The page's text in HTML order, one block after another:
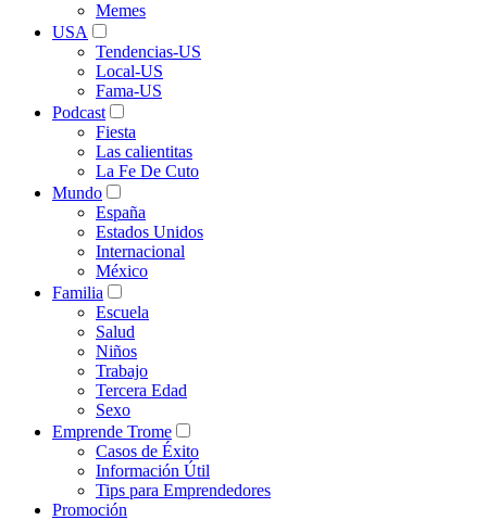
Memes
USA
Tendencias-US
Local-US
Fama-US
Podcast
Fiesta
Las calientitas
La Fe De Cuto
Mundo
España
Estados Unidos
Internacional
México
Familia
Escuela
Salud
Niños
Trabajo
Tercera Edad
Sexo
Emprende Trome
Casos de Éxito
Información Útil
Tips para Emprendedores
Promoción